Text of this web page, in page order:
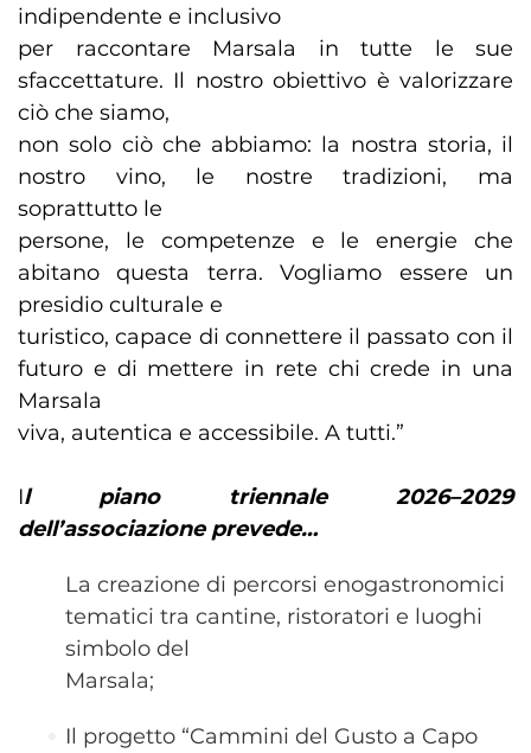
indipendente e inclusivo
per raccontare Marsala in tutte le sue
sfaccettature. Il nostro obiettivo è valorizzare
ciò che siamo,
non solo ciò che abbiamo: la nostra storia, il
nostro vino, le nostre tradizioni, ma
soprattutto le
persone, le competenze e le energie che
abitano questa terra. Vogliamo essere un
presidio culturale e
turistico, capace di connettere il passato con il
futuro e di mettere in rete chi crede in una
Marsala
viva, autentica e accessibile. A tutti.”
Il piano triennale 2026–2029
dell’associazione prevede…
La creazione di percorsi enogastronomici
tematici tra cantine, ristoratori e luoghi
simbolo del
Marsala;
Il progetto “Cammini del Gusto a Capo